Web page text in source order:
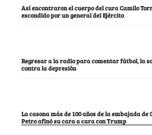
Así encontraron el cuerpo del cura Camilo
escondido por un general del Ejército
Regresar a la radio para comentar fútbol, la
contra la depresión
La casona más de 100 años de la embajada
Petro afinó su cara a cara con Trump